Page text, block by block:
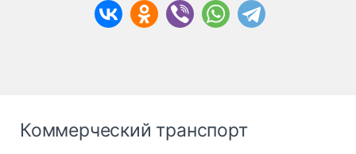
Коммерческий транспорт